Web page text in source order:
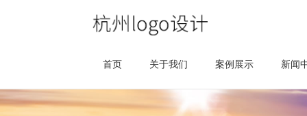
首页 关于我们 案例展示 新闻